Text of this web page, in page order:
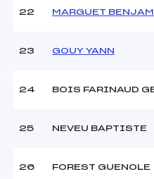
22 MARGUET
23 GOUY YANN
24 BOIS FARINAUD
25 NEVEU BAPTISTE
26 FOREST GUENOLE